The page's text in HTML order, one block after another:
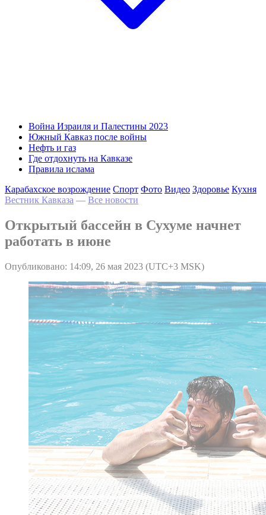
Война Израиля и Палестины 2023
Южный Кавказ после войны
Нефть и газ
Где отдохнуть на Кавказе
Правила ислама
Карабахское возрождение Спорт Фото Видео Здоровье Кухня
Вестник Кавказа — Все новости
Открытый бассейн в Сухуме начнет
работать в июне
Опубликовано: 14:09, 26 мая 2023 (UTC+3 MSK)